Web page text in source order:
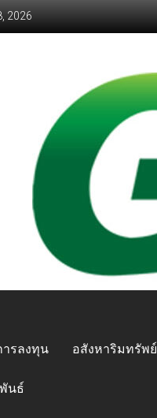
2026
ารลงทุน อสังหาริมทรัพย์
นธ์